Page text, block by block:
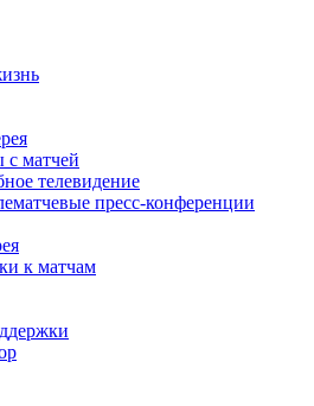
с матчей
телевидение
пресс-конференции
к матчам